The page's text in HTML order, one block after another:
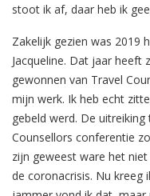
stoot ik af, daar heb ik
Zakelijk gezien was 2019
Jacqueline. Dat jaar heeft
gewonnen van Travel
mijn werk. Ik heb echt
gebeld werd. De
Counsellors conferentie
zijn geweest ware het
de coronacrisis. Nu kreeg